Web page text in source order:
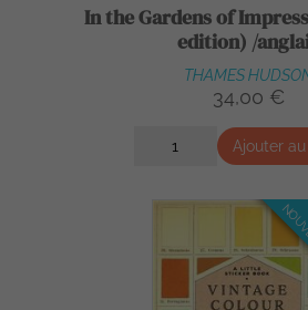
In the Gardens of
edition) /
THAMES
34,00 €
Ajouter